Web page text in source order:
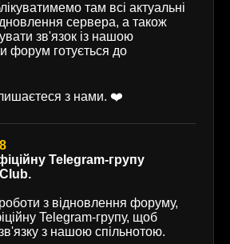
там всі актуальні
сервера, а також
зв'язок із нашою
форум готується до
з нами. ❤️
Telegram-групу
з відновлення форуму,
Telegram-групу, щоб
з нашою спільнотою.